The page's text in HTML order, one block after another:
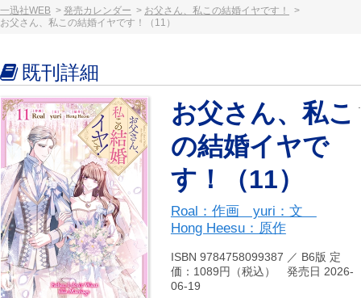
一迅社WEB 発売カレンダー
お父さん、私この結婚イヤです！
お父さん、私この結婚イヤです！（11）
既刊詳細
お父さん、私こ
の結婚イヤで
す！（11）
Roal：作画 yuri：文
Hong Heesu：原作
ISBN 9784758099387 ／ B6版 定
価：1089円（税込） 発売日 2026-
06-19